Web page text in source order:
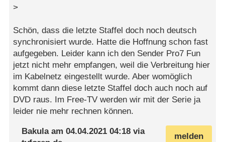
>
Schön, dass die letzte Staffel doch noch deutsch
synchronisiert wurde. Hatte die Hoffnung schon fast
aufgegeben. Leider kann ich den Sender Pro7 Fun
jetzt nicht mehr empfangen, weil die Verbreitung hier
im Kabelnetz eingestellt wurde. Aber womöglich
kommt dann diese letzte Staffel doch auch noch auf
DVD raus. Im Free-TV werden wir mit der Serie ja
leider nie mehr rechnen können.
melden
Bakulaam04.04.2021 04:18 via